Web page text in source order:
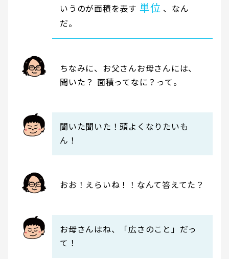
いうのが面積を表す 単位 、なん
だ。
ちなみに、お父さんお母さんには、
聞いた？ 面積ってなに？って。
聞いた聞いた！頭よくなりたいも
ん！
おお！えらいね！！なんて答えてた？
お母さんはね、「広さのこと」だっ
て！